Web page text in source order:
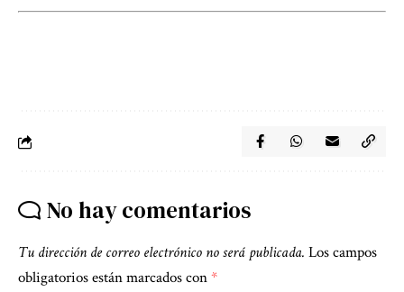
No hay comentarios
Tu dirección de correo electrónico no será publicada. Los campos
obligatorios están marcados con*